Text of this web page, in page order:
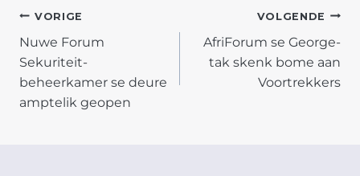
POST
NAVIGATION
VORIGE
Nuwe Forum
Sekuriteit-
beheerkamer se deure
amptelik geopen
VOLGENDE
AfriForum se George-
tak skenk bome aan
Voortrekkers